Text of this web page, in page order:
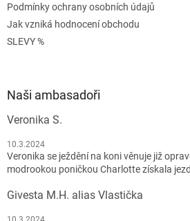
Podmínky ochrany osobních údajů
Jak vzniká hodnocení obchodu
SLEVY %
Naši ambasadoři
Veronika S.
10.3.2024
Veronika se ježdění na koni věnuje již
modrookou poničkou Charlotte získala
Givesta M.H. alias Vlastička